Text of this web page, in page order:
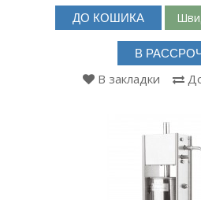
ДО КОШИКА
В
В закладки